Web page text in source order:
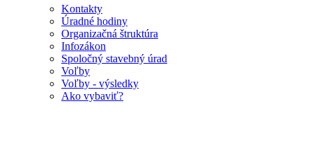
Kontakty
Úradné hodiny
Organizačná štruktúra
Infozákon
Spoločný stavebný úrad
Voľby
Voľby - výsledky
Ako vybaviť?